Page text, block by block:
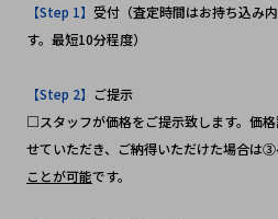
【Step 1】 受付（査定時間はお持ち込み
す。最短10分程度）
【Step 2】 ご提示
□スタッフが価格をご提示致します。価
せていただき、ご納得いただけた場合は③
ことが可能です。